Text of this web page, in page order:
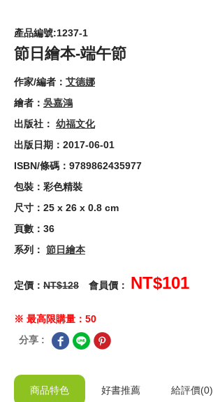
產品編號:1237-1
節日繪本-端午節
作家/編者： 艾德娜
繪者： 吳嘉鴻
出版社： 幼福文化
出版日期：2017-06-01
ISBN/條碼：9789862435977
包裝：彩色精裝
尺寸：25 x 26 x 0.8 cm
頁數：36
系列： 節日繪本
定價： NT$128 會員價： NT$101
※ 最高限購量：50
分享 :
商品特色 好書推薦 給評價(0)